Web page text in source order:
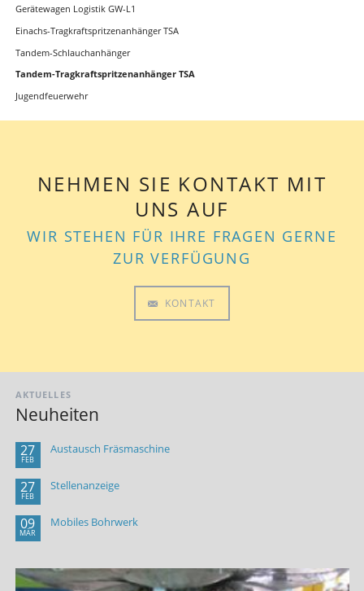
Gerätewagen Logistik GW-L1
Einachs-Tragkraftspritzenanhänger TSA
Tandem-Schlauchanhänger
Tandem-Tragkraftspritzenanhänger TSA
Jugendfeuerwehr
NEHMEN SIE KONTAKT MIT
UNS AUF
WIR STEHEN FÜR IHRE FRAGEN GERNE
ZUR VERFÜGUNG
KONTAKT
AKTUELLES
Neuheiten
27
FEB
Austausch Fräsmaschine
27
FEB
Stellenanzeige
09
MÄR
Mobiles Bohrwerk